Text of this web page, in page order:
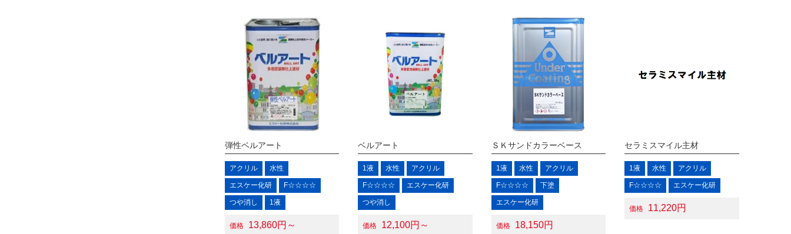
弾性ベルアート
アクリル 水性
エスケー化研 F☆☆☆☆
つや消し 1液
価格 13,860円～
ベルアート
1液 水性 アクリル
F☆☆☆☆ エスケー化研
つや消し
価格 12,100円～
ＳＫサンドカラーベース
1液 水性 アクリル
F☆☆☆☆ 下塗
エスケー化研
価格 18,150円
セラミスマイル主材
1液 水性 アクリル
F☆☆☆☆ エスケー化研
価格 11,220円